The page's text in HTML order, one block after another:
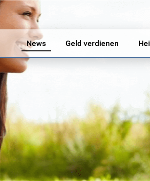
News Geld verdienen